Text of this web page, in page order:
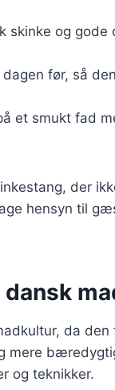
skinke og
dagen før, så
et smukt fad
der
hensyn til
da
mere
og teknikker.